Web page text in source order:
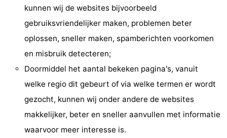
Monumenten
Kerken
Molens
Uitkijkpunten
Attracties
Rondvaarten
kunnen wij de websites bijvoorbeeld
gebruiksvriendelijker maken, problemen beter
oplossen, sneller maken, spamberichten voorkomen
en misbruik detecteren;
Doormiddel het aantal bekeken pagina's, vanuit
welke regio dit gebeurt of via welke termen er wordt
gezocht, kunnen wij onder andere de websites
makkelijker, beter en sneller aanvullen met informatie
waarvoor meer interesse is.